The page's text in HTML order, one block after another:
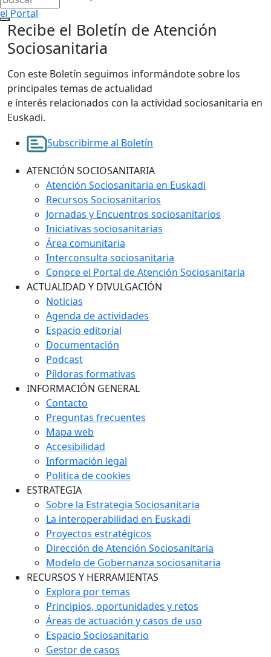
el Portal
Recibe el Boletín de Atención
Sociosanitaria
Con este Boletín seguimos informándote sobre los
principales temas de actualidad
e interés relacionados con la actividad sociosanitaria en
Euskadi.
Subscribirme al Boletín
ATENCIÓN SOCIOSANITARIA
Atención Sociosanitaria en Euskadi
Recursos Sociosanitarios
Jornadas y Encuentros sociosanitarios
Iniciativas sociosanitarias
Área comunitaria
Interconsulta sociosanitaria
Conoce el Portal de Atención Sociosanitaria
ACTUALIDAD Y DIVULGACIÓN
Noticias
Agenda de actividades
Espacio editorial
Documentación
Podcast
Píldoras formativas
INFORMACIÓN GENERAL
Contacto
Preguntas frecuentes
Mapa web
Accesibilidad
Información legal
Politica de cookies
ESTRATEGIA
Sobre la Estrategia Sociosanitaria
La interoperabilidad en Euskadi
Proyectos estratégicos
Dirección de Atención Sociosanitaria
Modelo de Gobernanza sociosanitaria
RECURSOS Y HERRAMIENTAS
Explora por temas
Principios, oportunidades y retos
Áreas de actuación y casos de uso
Espacio Sociosanitario
Gestor de casos